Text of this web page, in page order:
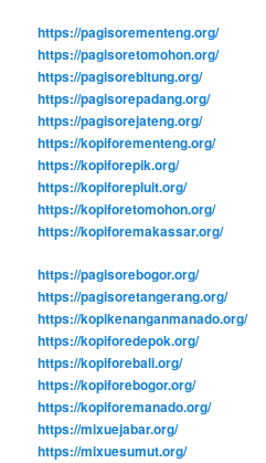
https://pagisorementeng.org/
https://pagisoretomohon.org/
https://pagisorebitung.org/
https://pagisorepadang.org/
https://pagisorejateng.org/
https://kopiforementeng.org/
https://kopiforepik.org/
https://kopiforepluit.org/
https://kopiforetomohon.org/
https://kopiforemakassar.org/
https://pagisorebogor.org/
https://pagisoretangerang.org/
https://kopikenanganmanado.org/
https://kopiforedepok.org/
https://kopiforebali.org/
https://kopiforebogor.org/
https://kopiforemanado.org/
https://mixuejabar.org/
https://mixuesumut.org/